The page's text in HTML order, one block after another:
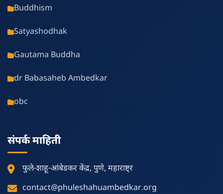
Buddhism
Satyashodhak
Gautama Buddha
dr Babasaheb Ambedkar
obc
संपर्क माहिती
फुले-शाहू-आंबेडकर केंद्र, पुणे, महाराष्ट्र
contact@phuleshahuambedkar.org